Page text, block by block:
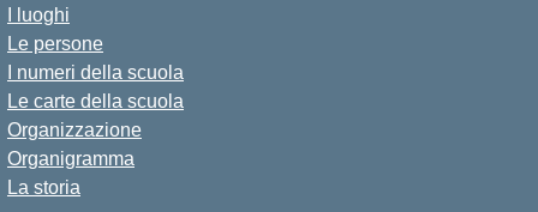
I luoghi
Le persone
I numeri della scuola
Le carte della scuola
Organizzazione
Organigramma
La storia